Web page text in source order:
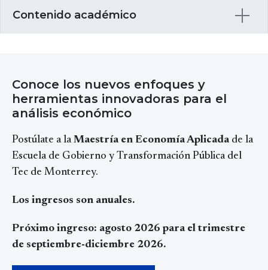
Contenido académico
Conoce los nuevos enfoques y
herramientas innovadoras para el
análisis económico
Postúlate a laMaestría en Economía Aplicadade la
Escuela de Gobierno y Transformación Pública del
Tec de Monterrey.
Los ingresos son anuales.
Próximo ingreso: agosto 2026 para el trimestre
de septiembre-diciembre 2026.